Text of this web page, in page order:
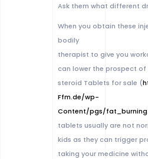
Ask them what different
When you obtain these
bodily
therapist to give you
can lower the prospect of
steroid Tablets for sale (
Ffm.de/wp-
Content/pgs/
tablets usually are not
kids as they can trigger
taking your medicine